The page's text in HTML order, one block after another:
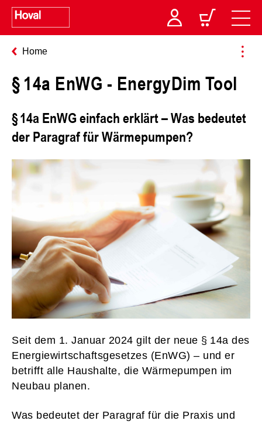
Home
§ 14a EnWG - EnergyDim Tool
§ 14a EnWG einfach erklärt – Was bedeutet
der Paragraf für Wärmepumpen?
Seit dem 1. Januar 2024 gilt der neue § 14a des
Energiewirtschaftsgesetzes (EnWG) – und er
betrifft alle Haushalte, die Wärmepumpen im
Neubau planen.
Was bedeutet der Paragraf für die Praxis und